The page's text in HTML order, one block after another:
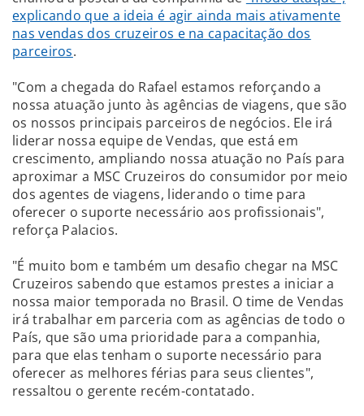
explicando que a ideia é agir ainda mais ativamente
nas vendas dos cruzeiros e na capacitação dos
parceiros.
"Com a chegada do Rafael estamos reforçando a
nossa atuação junto às agências de viagens, que são
os nossos principais parceiros de negócios. Ele irá
liderar nossa equipe de Vendas, que está em
crescimento, ampliando nossa atuação no País para
aproximar a MSC Cruzeiros do consumidor por meio
dos agentes de viagens, liderando o time para
oferecer o suporte necessário aos profissionais",
reforça Palacios.
"É muito bom e também um desafio chegar na MSC
Cruzeiros sabendo que estamos prestes a iniciar a
nossa maior temporada no Brasil. O time de Vendas
irá trabalhar em parceria com as agências de todo o
País, que são uma prioridade para a companhia,
para que elas tenham o suporte necessário para
oferecer as melhores férias para seus clientes",
ressaltou o gerente recém-contatado.